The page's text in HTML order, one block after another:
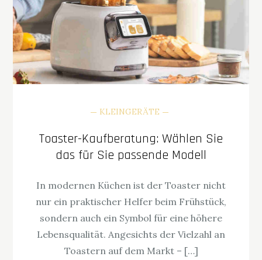
KLEINGERÄTE
Toaster-Kaufberatung: Wählen Sie
das für Sie passende Modell
In modernen Küchen ist der Toaster nicht
nur ein praktischer Helfer beim Frühstück,
sondern auch ein Symbol für eine höhere
Lebensqualität. Angesichts der Vielzahl an
Toastern auf dem Markt – […]